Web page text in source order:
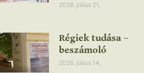
2026. július 21,
Régiek tudása –
beszámoló
2026. július 14,